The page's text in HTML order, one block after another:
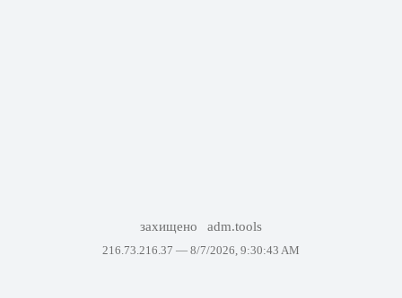
захищено adm.tools
216.73.216.37 — 8/7/2026, 9:30:43 AM